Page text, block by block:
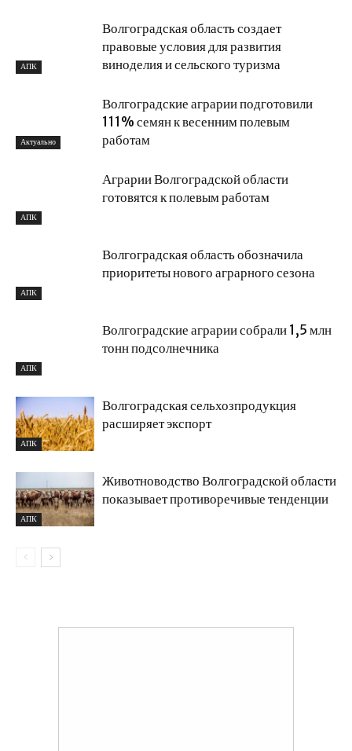
АПК
Волгоградская область создает
правовые условия для развития
виноделия и сельского туризма
Актуально
Волгоградские аграрии подготовили
111% семян к весенним полевым
работам
АПК
Аграрии Волгоградской области
готовятся к полевым работам
АПК
Волгоградская область обозначила
приоритеты нового аграрного сезона
АПК
Волгоградские аграрии собрали 1,5 млн
тонн подсолнечника
АПК
Волгоградская сельхозпродукция
расширяет экспорт
АПК
Животноводство Волгоградской области
показывает противоречивые тенденции